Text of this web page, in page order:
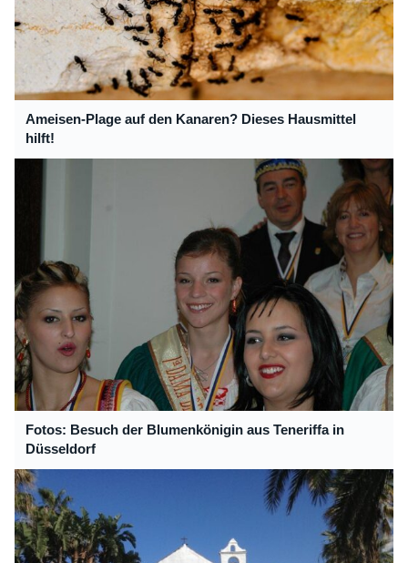
Ameisen-Plage auf den Kanaren? Dieses Hausmittel
hilft!
Fotos: Besuch der Blumenkönigin aus Teneriffa in
Düsseldorf